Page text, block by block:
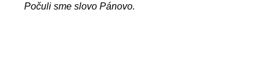
Počuli sme slovo Pánovo.